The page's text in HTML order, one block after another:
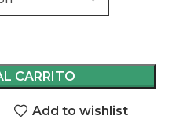
CARRITO
Add to wishlist